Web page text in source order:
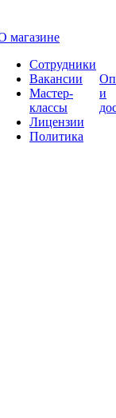
магазине
Сотрудники
Вакансии
Мастер-
классы
Лицензии
Политика
и